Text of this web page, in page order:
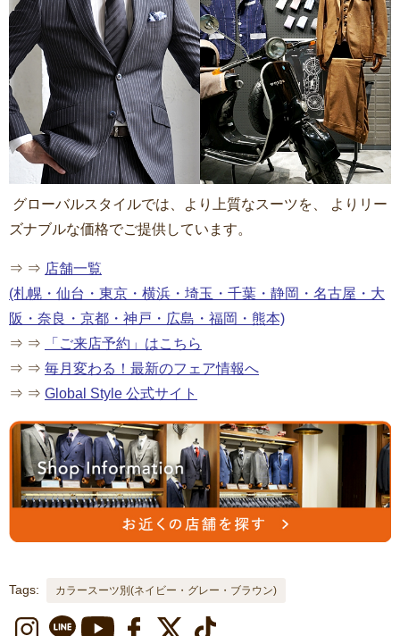
グローバルスタイルでは、より上質なスーツを、 よりリー
ズナブルな価格でご提供しています。
⇒ ⇒ 店舗一覧
(札幌・仙台・東京・横浜・埼玉・千葉・静岡・名古屋・大
阪・奈良・京都・神戸・広島・福岡・熊本)
⇒ ⇒
「ご来店予約」はこちら
⇒ ⇒ 毎月変わる ！ 最新のフェア情報へ
⇒ ⇒ Global Style 公式サイト
Tags: カラースーツ別(ネイビー・グレー・ブラウン)